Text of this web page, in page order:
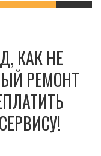
КАК НЕ
РЕМОНТ